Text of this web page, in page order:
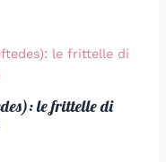
le frittelle di